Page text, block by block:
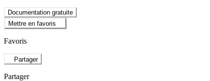
Documentation gratuite
Mettre en favoris
Favoris
Partager
Partager